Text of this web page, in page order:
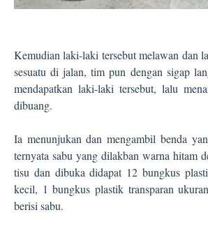
Kemudian laki-laki tersebut melawan dan
sesuatu di jalan, tim pun dengan sigap
mendapatkan laki-laki tersebut, lalu
dibuang.
Ia menunjukan dan mengambil benda
ternyata sabu yang dilakban warna hitam
tisu dan dibuka didapat 12 bungkus
kecil, 1 bungkus plastik transparan
berisi sabu.